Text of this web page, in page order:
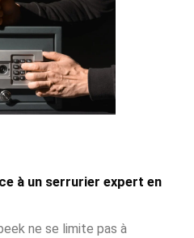
à un serrurier expert en
ne se limite pas à